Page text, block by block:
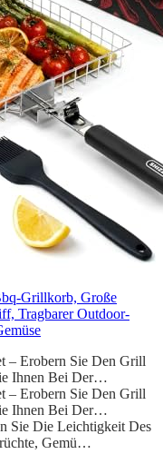
Grillkorb, Große
Tragbarer Outdoor-
– Erobern Sie Den Grill
Ihnen Bei Der…
– Erobern Sie Den Grill
Ihnen Bei Der…
Sie Die Leichtigkeit Des
Gemü…